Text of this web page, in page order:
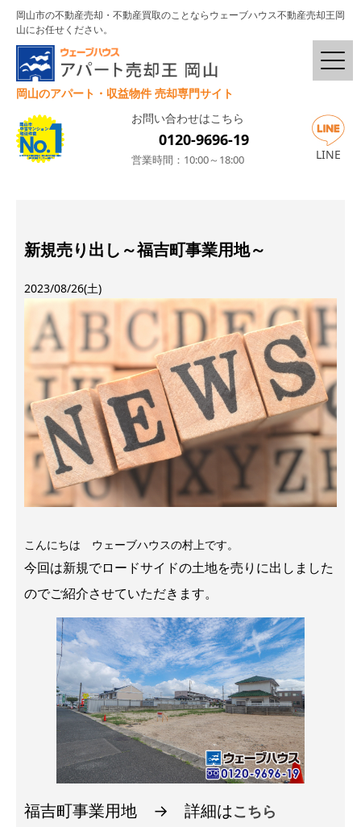
岡山市の不動産売却・不動産買取のことならウェーブハウス不動産売却王岡
山にお任せください。
岡山のアパート・収益物件 売却専門サイト
お問い合わせはこちら
0120-9696-19
営業時間：10:00～18:00 LINE
新規売り出し～福吉町事業用地～
2023/08/26(土)
こんにちは ウェーブハウスの村上です。
今回は新規でロードサイドの土地を売りに出しました
のでご紹介させていただきます。
福吉町事業用地 → 詳細はこちら